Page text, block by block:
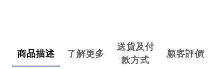
商品描述 了解更多
送貨及付
款方式
顧客評價